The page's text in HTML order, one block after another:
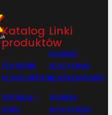
Katalog
produktów
Poradnik
konstruktora
Katalog –
pasy
Linki
Kodeks
etycznego
postępowania
Kodeks
etycznego